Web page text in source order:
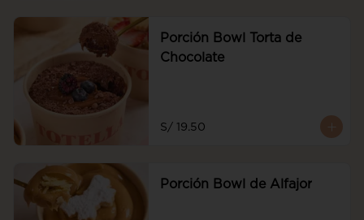
Porción Bowl Torta de
Chocolate
S/ 19.50
Porción Bowl de Alfajor